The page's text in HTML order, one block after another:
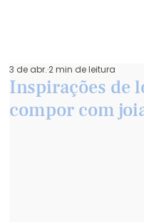
Inspirações de
compor com
3 de abr. 2 min de leitura